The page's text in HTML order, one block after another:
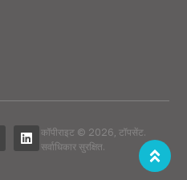
कॉपीराइट © 2026, टॉपसेंट.
सर्वाधिकार सुरक्षित.